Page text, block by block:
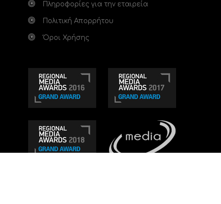
Πληροφορίες για την εταιρεία
Πολιτική Απορρήτου
Όροι Χρήσης